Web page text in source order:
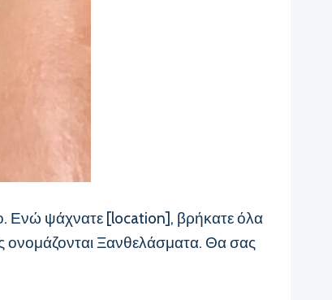
Ενώ ψάχνατε [location], βρήκατε όλα
ονομάζονται Ξανθελάσματα. Θα σας